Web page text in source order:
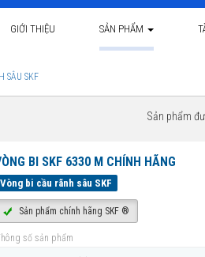
GIỚI THIỆU SẢN PHẨM
SÂU SKF
Sản phẩm
BI SKF 6330 M CHÍNH HÃNG
Vòng bi cầu rãnh sâu SKF
Sản phẩm chính hãng SKF ®
số sản phẩm